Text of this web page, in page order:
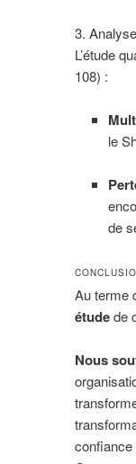
3.
L’étude
108) :
le
de
Au terme
étudede
Nous
confiance